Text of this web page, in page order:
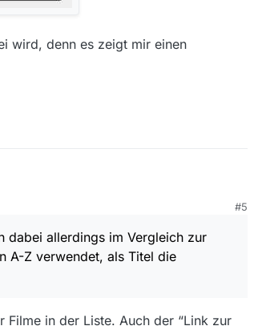
wird, denn es zeigt mir einen
ich gerne die neue Implementierung des
zur aktuellen Version: als Thema
entsprechenden Folgen.
#5
dabei allerdings im Vergleich zur
A-Z verwendet, als Titel die
in der Liste. Auch der “Link zur